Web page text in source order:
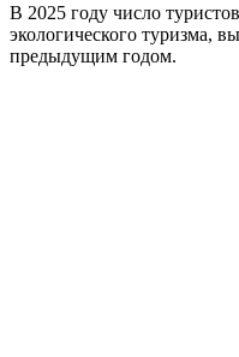
В 2025 году число
экологического туризма,
предыдущим годом.